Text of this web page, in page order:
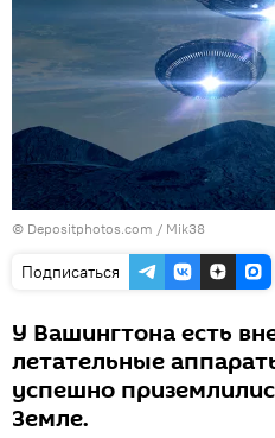
© Depositphotos.com / Mik38
Подписаться
У Вашингтона есть
летательные
успешно
Земле.